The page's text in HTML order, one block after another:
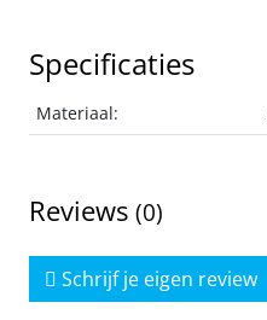
Specificaties
Materiaal:
Reviews (0)
Schrijf je eigen review